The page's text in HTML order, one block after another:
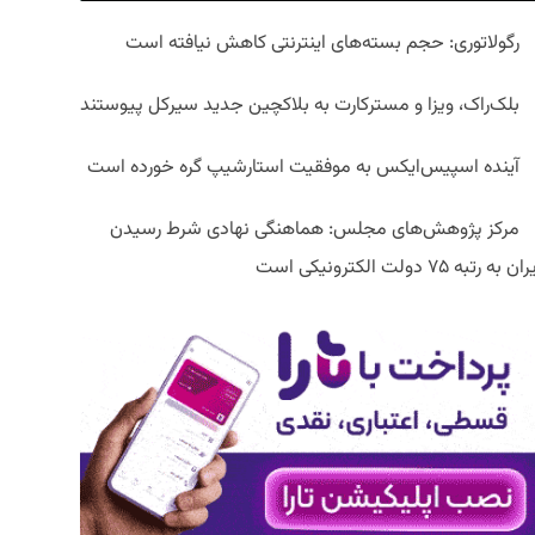
رگولاتوری: حجم بسته‌های اینترنتی کاهش نیافته است
بلک‌راک، ویزا و مسترکارت به بلاکچین جدید سیرکل پیوستند
آینده اسپیس‌ایکس به موفقیت استارشیپ گره خورده است
مرکز پژوهش‌های مجلس: هماهنگی نهادی شرط رسیدن
به رتبه ۷۵ دولت الکترونیکی است